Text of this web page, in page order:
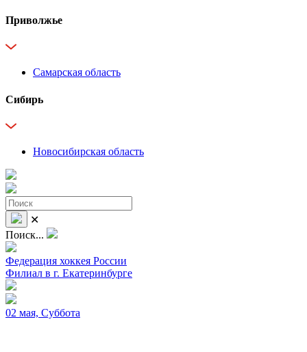
Приволжье
Самарская область
Сибирь
Новосибирская область
✕
Поиск...
Федерация хоккея России
Филиал в г. Екатеринбурге
02 мая, Суббота